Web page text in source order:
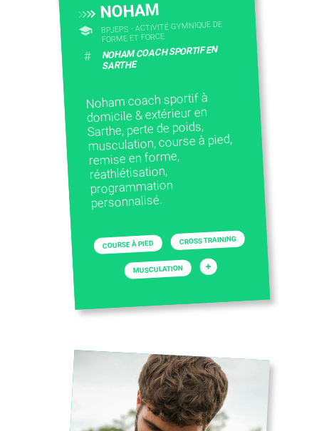
NOHAM
BPJEPS - ACTIVITÉ GYMNIQUE DE
FORME ET FORCE
# NOHAM COACH SPORTIF EN
SARTHE
Noham coach sportif à
domicile & extérieur en
Sarthe, perte de poids,
musculation, course à pied,
remise en forme,
réathlétisation,
programmation
personnalisé.
COURSE À PIED CROSS TRAINING
MUSCULATION +